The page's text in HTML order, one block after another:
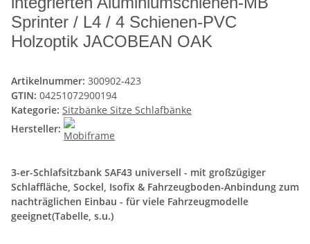
Sprinter / L4 / 4 Schienen-PVC
Holzoptik JACOBEAN OAK
Artikelnummer: 300902-423
GTIN: 04251072900194
Kategorie: Sitzbänke Sitze Schlafbänke
Hersteller:
3-er-Schlafsitzbank SAF43 universell - mit großzügiger
Schlaffläche, Sockel, Isofix & Fahrzeugboden-Anbindung zum
nachträglichen Einbau - für viele Fahrzeugmodelle
geeignet(Tabelle, s.u.)